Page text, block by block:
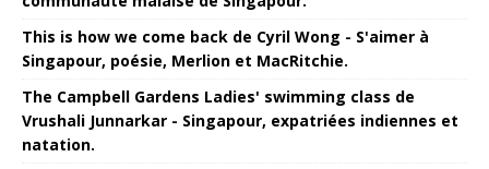
This is how we come back de Cyril Wong - S'aimer à
Singapour, poésie, Merlion et MacRitchie.
The Campbell Gardens Ladies' swimming class de
Vrushali Junnarkar - Singapour, expatriées indiennes et
natation.